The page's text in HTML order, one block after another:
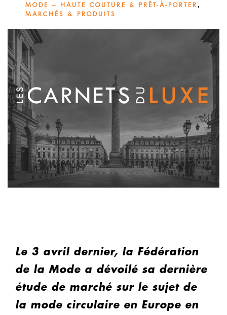
MODE – HAUTE COUTURE & PRÊT-À-PORTER ,
MARCHÉS & PRODUITS
Le 3 avril dernier, la Fédération
de la Mode a dévoilé sa dernière
étude de marché sur le sujet de
la mode circulaire en Europe en